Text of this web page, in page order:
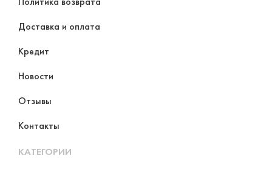
Доставка и оплата
Кредит
Новости
Отзывы
Контакты
КАТЕГОРИИ